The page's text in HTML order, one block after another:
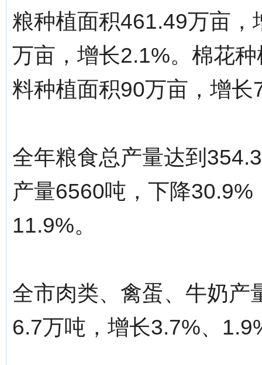
粮种植面积461.49万亩
万亩，增长2.1%。棉花
料种植面积90万亩，增长
全年粮食总产量达到
产量6560吨，下降
11.9%。
全市肉类、禽蛋、牛奶产
6.7万吨，增长3.7%、